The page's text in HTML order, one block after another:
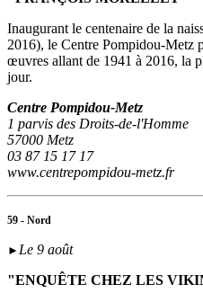
Inaugurant le centenaire de la
2016), le Centre Pompidou-Metz
œuvres allant de 1941 à 2016, la
jour.
Centre Pompidou-Metz
1 parvis des Droits-de-l'Homme
57000 Metz
03 87 15 17 17
www.centrepompidou-metz.fr
59 - Nord
► Le 9 août
"ENQUÊTE CHEZ LES